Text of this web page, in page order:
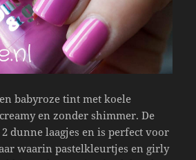
babyroze tint met koele
en zonder shimmer. De
dunne laagjes en is perfect voor
waarin pastelkleurtjes en girly